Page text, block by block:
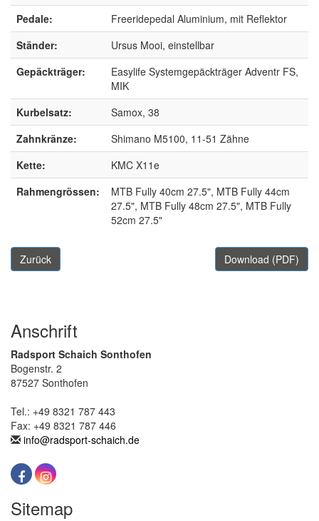
Pedale:
Freeridepedal Aluminium, mit Reflektor
Ständer:
Ursus Mooi, einstellbar
Gepäckträger:
Easylife Systemgepäckträger Adventr FS,
MIK
Kurbelsatz:
Samox, 38
Zahnkränze:
Shimano M5100, 11-51 Zähne
Kette:
KMC X11e
Rahmengrössen:
MTB Fully 40cm 27.5", MTB Fully 44cm
27.5", MTB Fully 48cm 27.5", MTB Fully
52cm 27.5"
Zurück Download (PDF)
Anschrift
Radsport Schaich Sonthofen
Bogenstr. 2
87527 Sonthofen
Tel.: +49 8321 787 443
Fax: +49 8321 787 446
info@radsport-schaich.de
Sitemap